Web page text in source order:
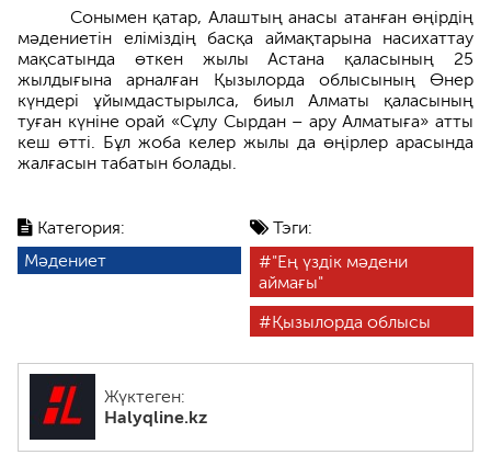
Категория:
Мәдениет
Тэги:
"Ең үздік мәдени
аймағы"
Қызылорда облысы
Жүктеген:
Halyqline.kz
Сонымен қатар, Алаштың анасы атанған өңірдің
мәдениетін еліміздің басқа аймақтарына насихаттау
мақсатында өткен жылы Астана қаласының 25
жылдығына арналған Қызылорда облысының Өнер
күндері ұйымдастырылса, биыл Алматы қаласының
туған күніне орай «Сұлу Сырдан – ару Алматыға» атты
кеш өтті. Бұл жоба келер жылы да өңірлер арасында
жалғасын табатын болады.